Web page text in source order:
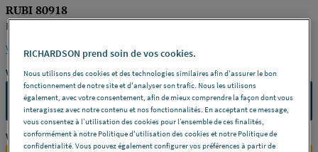
RUBI 80918
RUBI FRANCE
Voir la description complète
Vous avez un projet ?
CONTACTEZ-NOUS
Vous êtes un professionnel ?
RICHARDSON prend soin de vos cookies.
Nous utilisons des cookies et des technologies similaires afin d'assurer le bon
fonctionnement de notre site et d'analyser son trafic. Nous les utilisons
également, avec votre consentement, afin de mieux comprendre la façon dont vous
interagissez avec notre contenu et nos fonctionnalités. En acceptant ce message,
vous consentez à l’utilisation des cookies pour l’ensemble de ces finalités,
conformément à notre Politique d'utilisation des cookies et notre Politique de
confidentialité. Vous pouvez également configurer vos préférences à partir de